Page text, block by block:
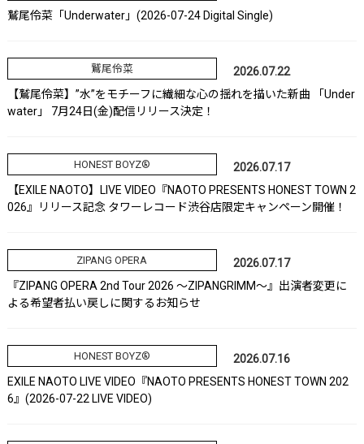
鷲尾伶菜「Underwater」(2026-07-24 Digital Single)
鷲尾伶菜
2026.07.22
【鷲尾伶菜】”水”をモチーフに繊細な心の揺れを描いた新曲 「Under
water」 7月24日(金)配信リリース決定！
HONEST BOYZ®
2026.07.17
【EXILE NAOTO】LIVE VIDEO『NAOTO PRESENTS HONEST TOWN 2
026』リリース記念 タワーレコード渋谷店限定キャンペーン開催！
ZIPANG OPERA
2026.07.17
『ZIPANG OPERA 2nd Tour 2026 ～ZIPANGRIMM～』出演者変更に
よる希望者払い戻しに関するお知らせ
HONEST BOYZ®
2026.07.16
EXILE NAOTO LIVE VIDEO『NAOTO PRESENTS HONEST TOWN 202
6』(2026-07-22 LIVE VIDEO)